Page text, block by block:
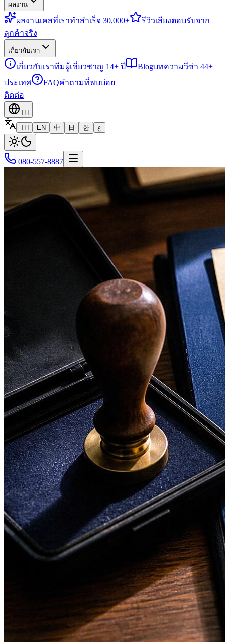
ผลงาน
ผลงานเคสที่เราทำสำเร็จ 30,000+ รีวิวเสียงตอบรับจาก
ลูกค้าจริง
เกี่ยวกับเรา
เกี่ยวกับเราทีมผู้เชี่ยวชาญ 14+ ปี Blogบทความวีซ่า 44+
ประเทศ
FAQคำถามที่พบบ่อย
ติดต่อ
TH
TH
EN 中 日 한 ع
080-557-8887